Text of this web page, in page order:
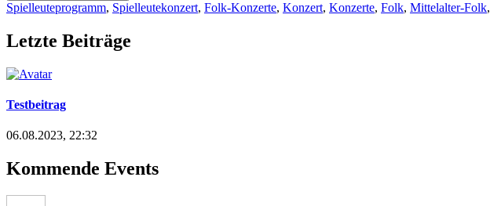
Spielleuteprogramm, Spielleutekonzert, Folk-Konzerte, Konzert, Konzerte, Folk, Mittelalter-Folk,
Letzte Beiträge
Testbeitrag
06.08.2023, 22:32
Kommende Events